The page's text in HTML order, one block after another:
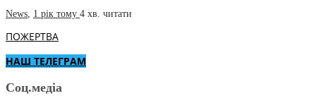
News, 1 рік тому 4 хв. читати
ПОЖЕРТВА
НАШ ТЕЛЕГРАМ
Соц.медіа